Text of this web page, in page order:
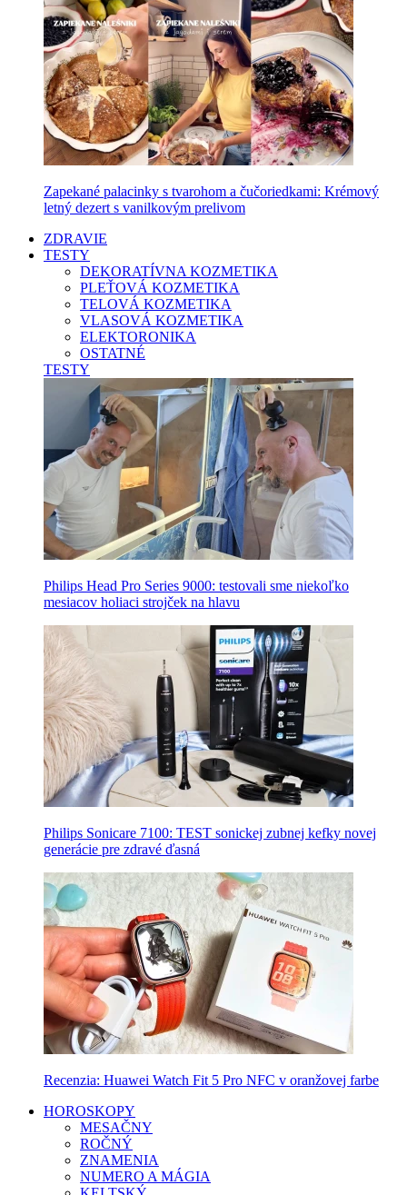
Zapekané palacinky s tvarohom a čučoriedkami: Krémový
letný dezert s vanilkovým prelivom
ZDRAVIE
TESTY
DEKORATÍVNA KOZMETIKA
PLEŤOVÁ KOZMETIKA
TELOVÁ KOZMETIKA
VLASOVÁ KOZMETIKA
ELEKTORONIKA
OSTATNÉ
TESTY
Philips Head Pro Series 9000: testovali sme niekoľko
mesiacov holiaci strojček na hlavu
Philips Sonicare 7100: TEST sonickej zubnej kefky novej
generácie pre zdravé ďasná
Recenzia: Huawei Watch Fit 5 Pro NFC v oranžovej farbe
HOROSKOPY
MESAČNY
ROČNÝ
ZNAMENIA
NUMERO A MÁGIA